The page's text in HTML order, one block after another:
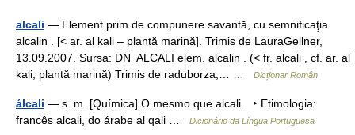
alcali — Element prim de compunere savantă, cu semnificaţia
alcalin . [< ar. al kali – plantă marină]. Trimis de LauraGellner,
13.09.2007. Sursa: DN ALCALI elem. alcalin . (< fr. alcali , cf. ar. al
kali, plantă marină) Trimis de raduborza,… …
Dicționar Român
álcali — s. m. [Química] O mesmo que alcali. ‣ Etimologia:
francês alcali, do árabe al qali …
Dicionário da Língua Portuguesa